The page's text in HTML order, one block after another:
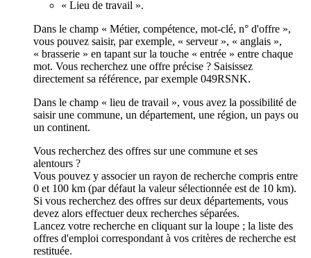
« Lieu de travail ».
Dans le champ « Métier, compétence, mot-clé, n° d'offre »,
vous pouvez saisir, par exemple, « serveur », « anglais »,
« brasserie » en tapant sur la touche « entrée » entre chaque
mot. Vous recherchez une offre précise ? Saisissez
directement sa référence, par exemple 049RSNK.
Dans le champ « lieu de travail », vous avez la possibilité de
saisir une commune, un département, une région, un pays ou
un continent.
Vous recherchez des offres sur une commune et ses
alentours ?
Vous pouvez y associer un rayon de recherche compris entre
0 et 100 km (par défaut la valeur sélectionnée est de 10 km).
Si vous recherchez des offres sur deux départements, vous
devez alors effectuer deux recherches séparées.
Lancez votre recherche en cliquant sur la loupe ; la liste des
offres d'emploi correspondant à vos critères de recherche est
restituée.